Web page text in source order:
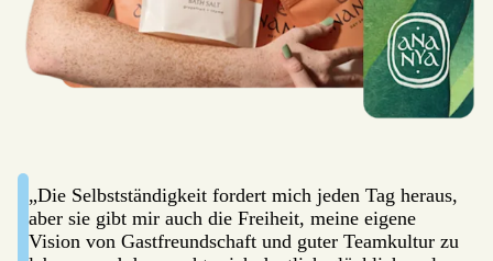
„Die Selbstständigkeit fordert mich jeden Tag heraus,
aber sie gibt mir auch die Freiheit, meine eigene
Vision von Gastfreundschaft und guter Teamkultur zu